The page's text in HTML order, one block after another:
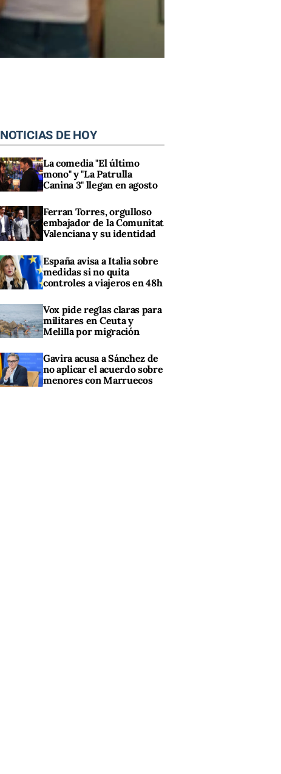
NOTICIAS DE HOY
La comedia "El último
mono" y "La Patrulla
Canina 3" llegan en agosto
Ferran Torres, orgulloso
embajador de la Comunitat
Valenciana y su identidad
España avisa a Italia sobre
medidas si no quita
controles a viajeros en 48h
Vox pide reglas claras para
militares en Ceuta y
Melilla por migración
Gavira acusa a Sánchez de
no aplicar el acuerdo sobre
menores con Marruecos